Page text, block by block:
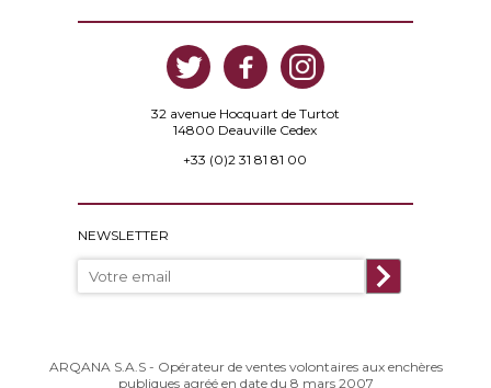
32 avenue Hocquart de Turtot
14800 Deauville Cedex
+33 (0)2 31 81 81 00
NEWSLETTER
ARQANA S.A.S - Opérateur de ventes volontaires aux enchères
publiques agréé en date du 8 mars 2007